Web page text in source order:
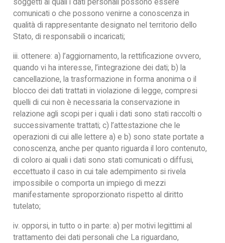
comunicati o che possono venirne a conoscenza in
qualità di rappresentante designato nel territorio dello
Stato, di responsabili o incaricati;
iii. ottenere: a) l’aggiornamento, la rettificazione ovvero,
quando vi ha interesse, l’integrazione dei dati; b) la
cancellazione, la trasformazione in forma anonima o il
blocco dei dati trattati in violazione di legge, compresi
quelli di cui non è necessaria la conservazione in
relazione agli scopi per i quali i dati sono stati raccolti o
successivamente trattati; c) l’attestazione che le
operazioni di cui alle lettere a) e b) sono state portate a
conoscenza, anche per quanto riguarda il loro contenuto,
di coloro ai quali i dati sono stati comunicati o diffusi,
eccettuato il caso in cui tale adempimento si rivela
impossibile o comporta un impiego di mezzi
manifestamente sproporzionato rispetto al diritto
tutelato;
iv. opporsi, in tutto o in parte: a) per motivi legittimi al
trattamento dei dati personali che La riguardano,